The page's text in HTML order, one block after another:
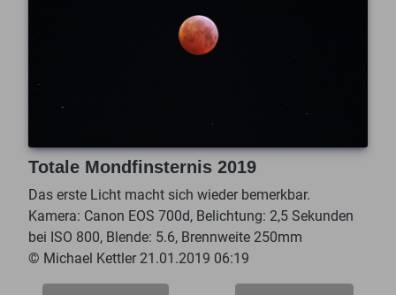
Totale Mondfinsternis 2019
Das erste Licht macht sich wieder bemerkbar.
Kamera: Canon EOS 700d, Belichtung: 2,5 Sekunden
bei ISO 800, Blende: 5.6, Brennweite 250mm
© Michael Kettler 21.01.2019 06:19